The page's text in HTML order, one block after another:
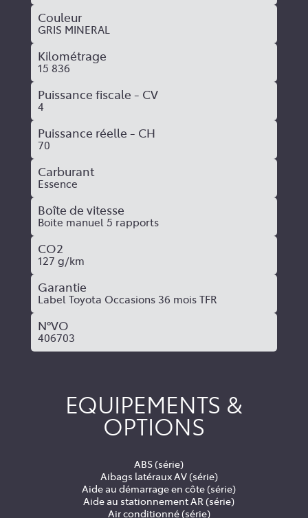
Couleur
GRIS MINERAL
Kilométrage
15 836
Puissance fiscale - CV
4
Puissance réelle - CH
70
Carburant
Essence
Boîte de vitesse
Boite manuel 5 rapports
CO2
127 g/km
Garantie
Label Toyota Occasions 36 mois TFR
N°VO
406703
EQUIPEMENTS &
OPTIONS
ABS (série)
Aibags latéraux AV (série)
Aide au démarrage en côte (série)
Aide au stationnement AR (série)
Air conditionné (série)